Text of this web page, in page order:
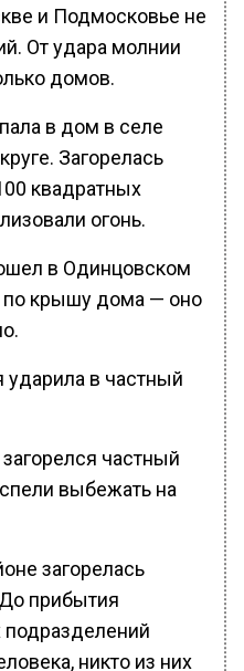
и Подмосковье не
От удара молнии
домов.
в дом в селе
Загорелась
квадратных
огонь.
в Одинцовском
по крышу дома — оно
ударила в частный
частный
выбежать на
загорелась
прибытия
никто из них